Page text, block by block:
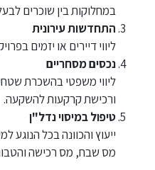
במחלוקות בין שוכרים
התחדשות עירונית
ליווי דיירים או יזמים בפרויקטים של
נכסים מסחריים
ליווי משפטי בהשכרת
ורכישת קרקעות להשקעה.
טיפול במיסוי נדל"ן
ייעוץ והכוונה בכל הנוגע
מס שבח, מס רכישה